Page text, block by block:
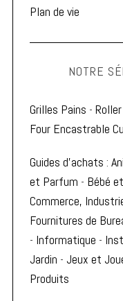
Plan de vie
NOTRE
Grilles Pains -
Four Encastrable
Guides d'achats :
et Parfum - Bébé
Commerce,
Fournitures de
- Informatique -
Jardin - Jeux et
Produits